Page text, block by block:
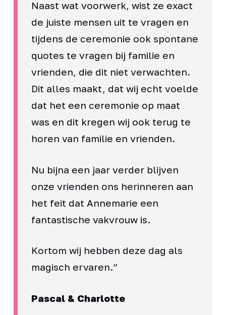
Naast wat voorwerk, wist ze exact
de juiste mensen uit te vragen en
tijdens de ceremonie ook spontane
quotes te vragen bij familie en
vrienden, die dit niet verwachten.
Dit alles maakt, dat wij echt voelde
dat het een ceremonie op maat
was en dit kregen wij ook terug te
horen van familie en vrienden.
Nu bijna een jaar verder blijven
onze vrienden ons herinneren aan
het feit dat Annemarie een
fantastische vakvrouw is.
Kortom wij hebben deze dag als
magisch ervaren.”
Pascal & Charlotte